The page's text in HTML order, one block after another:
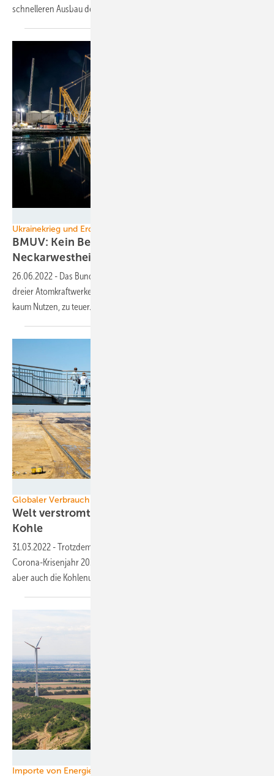
schnelleren Ausbau der erneuerbaren Energien
Ukrainekrieg und Erdgas
BMUV: Kein Bedarf an Isar, Emsland,
Neckarwestheim
26.06.2022 - Das Bundesumweltministerium erteilt dem Streckbetrieb
dreier Atomkraftwerke bei Gasmangel im Winter eine Abfuhr: unsicher,
kaum Nutzen, zuteuer.
Globaler Verbrauch
Welt verstromte mehr Wind und Sonne – und
Kohle
31.03.2022 -Trotzdem die Welt 2021 mehr Strom brauchte als im
Corona-Krisenjahr 2020, nahm der Wind- und Solarstromanteil zu –
aber auch die Kohlenutzung.
Importe von Energierohstoffen